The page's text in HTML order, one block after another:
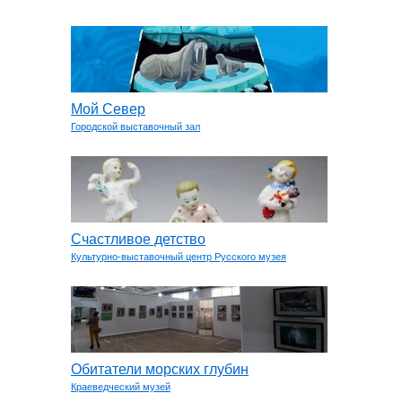
Мой Север
Городской выставочный зал
Счастливое детство
Культурно-выставочный центр Русского музея
Обитатели морских глубин
Краеведческий музей